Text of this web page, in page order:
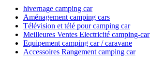
hivernage camping car
Aménagement camping cars
Télévision et télé pour camping car
Meilleures Ventes Electricité camping-car
Equipement camping car / caravane
Accessoires Rangement camping car